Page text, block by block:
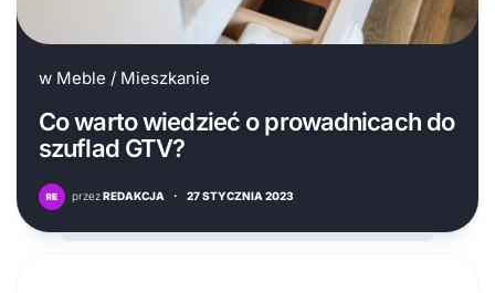
w Meble / Mieszkanie
Co warto wiedzieć o prowadnicach do
szuflad GTV?
przezREDAKCJA · 27 STYCZNIA 2023